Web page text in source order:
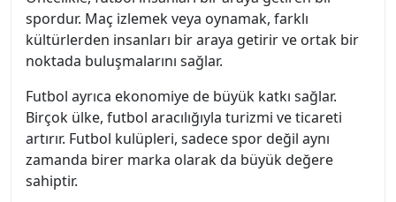
spordur. Maç izlemek veya oynamak, farklı
kültürlerden insanları bir araya getirir ve ortak bir
noktada buluşmalarını sağlar.
Futbol ayrıca ekonomiye de büyük katkı sağlar.
Birçok ülke, futbol aracılığıyla turizmi ve ticareti
artırır. Futbol kulüpleri, sadece spor değil aynı
zamanda birer marka olarak da büyük değere
sahiptir.